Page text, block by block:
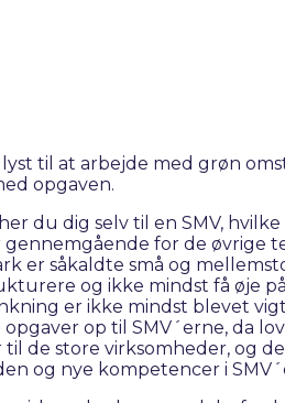
til at arbejde med grøn
opgaven.
du dig selv til en SMV,
for de øvrige
er såkaldte små og
og ikke mindst få øje
er ikke mindst blevet
op til SMV´erne, da
de store virksomheder, og
og nye kompetencer i